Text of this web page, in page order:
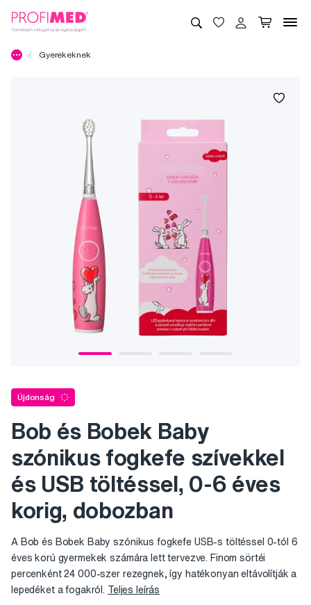
Gyerekeknek
Újdonság
Bob és Bobek Baby
szónikus fogkefe szívekkel
és USB töltéssel, 0-6 éves
korig, dobozban
A Bob és Bobek Baby szónikus fogkefe USB-s töltéssel 0-tól 6
éves korú gyermekek számára lett tervezve. Finom sörtéi
percenként 24 000-szer rezegnek, így hatékonyan eltávolítják a
lepedéket a fogakról. Teljes leírás